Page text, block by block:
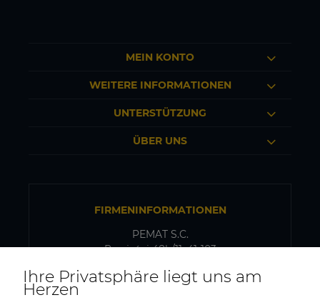
MEIN KONTO
WEITERE INFORMATIONEN
UNTERSTÜTZUNG
ÜBER UNS
FIRMENINFORMATIONEN
PEMAT S.C.
Przyjaźni 48b/11, 41-103
USt-IdNr.: PL6431768329
Ihre Privatsphäre liegt uns am
Herzen